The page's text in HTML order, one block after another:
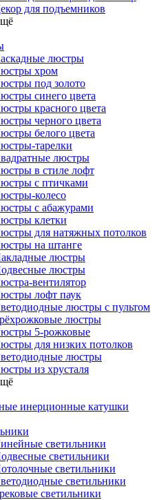
для подъемников
люстры
хром
под золото
синего цвета
красного цвета
черного цвета
белого цвета
тарелки
люстры
в стиле лофт
с птичками
колесо
с абажурами
клетки
для натяжных потолков
на штанге
люстры
люстры
вентилятор
лофт паук
люстры с пультом
люстры
5-рожковые
для низких потолков
люстры
из хрусталя
инерционные катушки
светильники
светильники
светильники
светильники
светильники